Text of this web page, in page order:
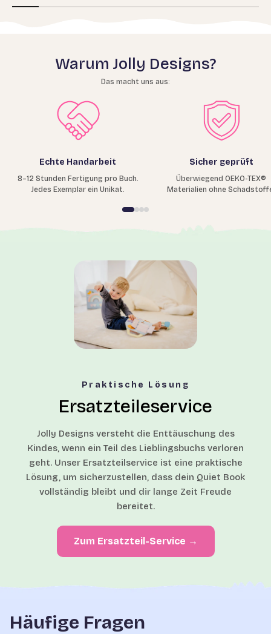
Warum Jolly Designs?
Das macht uns aus:
Echte Handarbeit
8–12 Stunden Fertigung pro Buch.
Jedes Exemplar ein Unikat.
Sicher geprüft
Überwiegend OEKO-TEX®
Materialien ohne
Praktische Lösung
Ersatzteileservice
Jolly Designs versteht die Enttäuschung des
Kindes, wenn ein Teil des Lieblingsbuchs verloren
geht. Unser Ersatzteilservice ist eine praktische
Lösung, um sicherzustellen, dass dein Quiet Book
vollständig bleibt und dir lange Zeit Freude
bereitet.
Zum Ersatzteil-Service →
Häufige Fragen